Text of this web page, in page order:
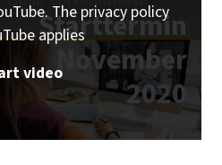
Starttermin
November
2020
The privacy policy
applies.
video